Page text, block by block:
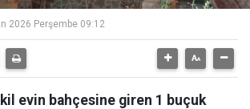
2026 Perşembe 09:12
evin bahçesine giren 1 buçuk